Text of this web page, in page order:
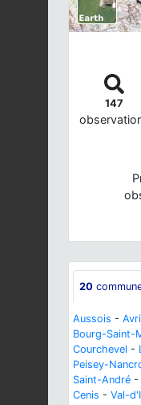
147
20
Aussois -
Bourg-Saint-
Courchevel -
Peisey-
Saint-André -
Cenis - Val-